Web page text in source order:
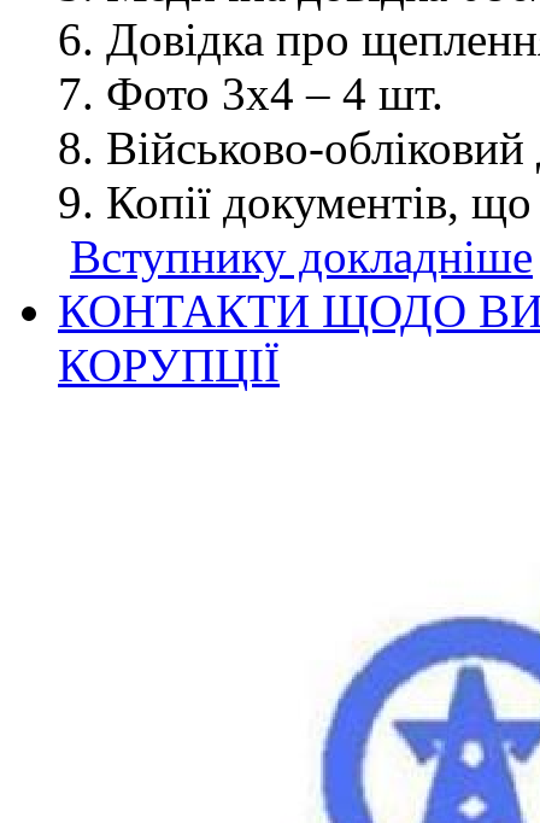
Довідка про
Фото 3х4 – 4 шт.
Військово-
Копії документів,
Вступнику докладніше
КОНТАКТИ ЩОДО
КОРУПЦІЇ